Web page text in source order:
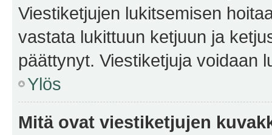
Viestiketjujen lukitsemisen
vastata lukittuun ketjuun ja
päättynyt. Viestiketjuja voidaan
Ylös
Mitä ovat viestiketjujen